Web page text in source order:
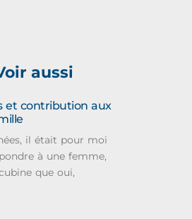
aussi
et contribution aux
il était pour moi
à une femme,
que oui,